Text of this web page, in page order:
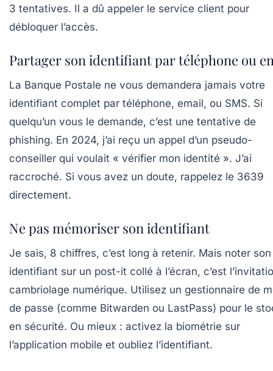
3 tentatives. Il a dû appeler le service client pour
débloquer l’accès.
Partager son identifiant par téléphone ou
La Banque Postale ne vous demandera jamais votre
identifiant complet par téléphone, email, ou SMS. Si
quelqu’un vous le demande, c’est une tentative de
phishing. En 2024, j’ai reçu un appel d’un pseudo-
conseiller qui voulait « vérifier mon identité ». J’ai
raccroché. Si vous avez un doute, rappelez le 3639
directement.
Ne pas mémoriser son identifiant
Je sais, 8 chiffres, c’est long à retenir. Mais noter son
identifiant sur un post-it collé à l’écran, c’est
cambriolage numérique. Utilisez un gestionnaire de
de passe (comme Bitwarden ou LastPass) pour le
en sécurité. Ou mieux : activez la biométrie sur
l’application mobile et oubliez l’identifiant.